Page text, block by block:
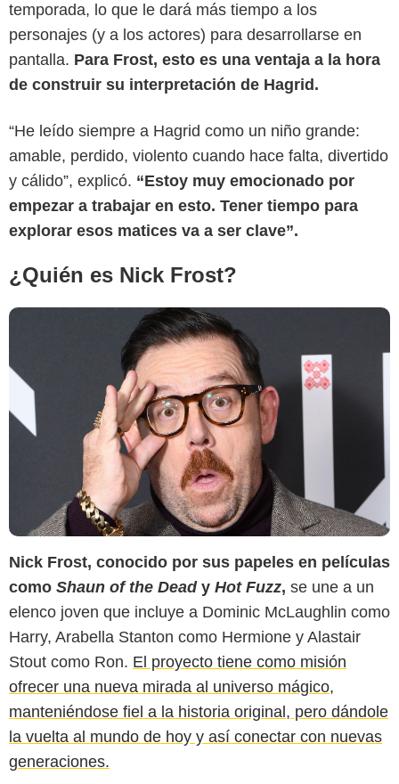
temporada, lo que le dará más tiempo a los
personajes (y a los actores) para desarrollarse en
pantalla. Para Frost, esto es una ventaja a la hora
de construir su interpretación de Hagrid.
“He leído siempre a Hagrid como un niño grande:
amable, perdido, violento cuando hace falta, divertido
y cálido”, explicó. “Estoy muy emocionado por
empezar a trabajar en esto. Tener tiempo para
explorar esos matices va a ser clave”.
¿Quién es Nick Frost?
IGN
Nick Frost, conocido por sus papeles en películas
como Shaun of the Dead y Hot Fuzz, se une a un
elenco joven que incluye a Dominic McLaughlin como
Harry, Arabella Stanton como Hermione y Alastair
Stout como Ron. El proyecto tiene como misión
ofrecer una nueva mirada al universo mágico,
manteniéndose fiel a la historia original, pero dándole
la vuelta al mundo de hoy y así conectar con nuevas
generaciones.
superficcionweb.com